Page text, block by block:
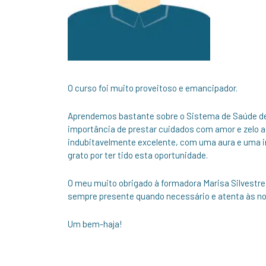
O curso foi muito proveitoso e emancipador.
Aprendemos bastante sobre o Sistema de Saúde
importância de prestar cuidados com amor e zelo
indubitavelmente excelente, com uma aura e
grato por ter tido esta oportunidade.
O meu muito obrigado à formadora Marisa
sempre presente quando necessário e atenta às
Um bem-haja!